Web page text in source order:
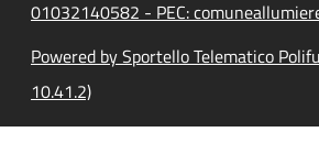
01032140582 - PEC:
Powered by Sportello Telematico
10.41.2)